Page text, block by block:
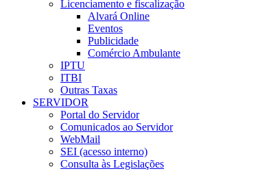
Licenciamento e fiscalização
Alvará Online
Eventos
Publicidade
Comércio Ambulante
IPTU
ITBI
Outras Taxas
SERVIDOR
Portal do Servidor
Comunicados ao Servidor
WebMail
SEI (acesso interno)
Consulta às Legislações